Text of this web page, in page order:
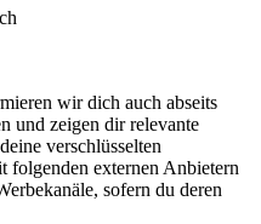
wir dich auch abseits
und zeigen dir relevante
verschlüsselten
folgenden externen Anbietern
sofern du deren